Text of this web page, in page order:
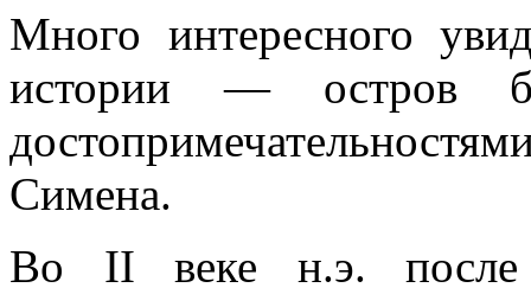
Много интересного
истории — остров
Симена.
Во II веке н.э. после